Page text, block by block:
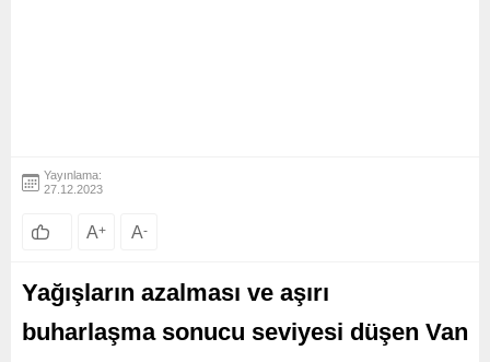
Yayınlama:
27.12.2023
A+ A-
Yağışların azalması ve aşırı
buharlaşma sonucu seviyesi düşen Van